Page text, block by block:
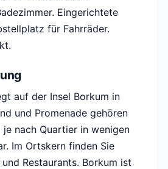
Eingerichtete
für Fahrräder.
auf der Insel Borkum in
und Promenade gehören
je nach Quartier in wenigen
Im Ortskern finden Sie
Restaurants. Borkum ist